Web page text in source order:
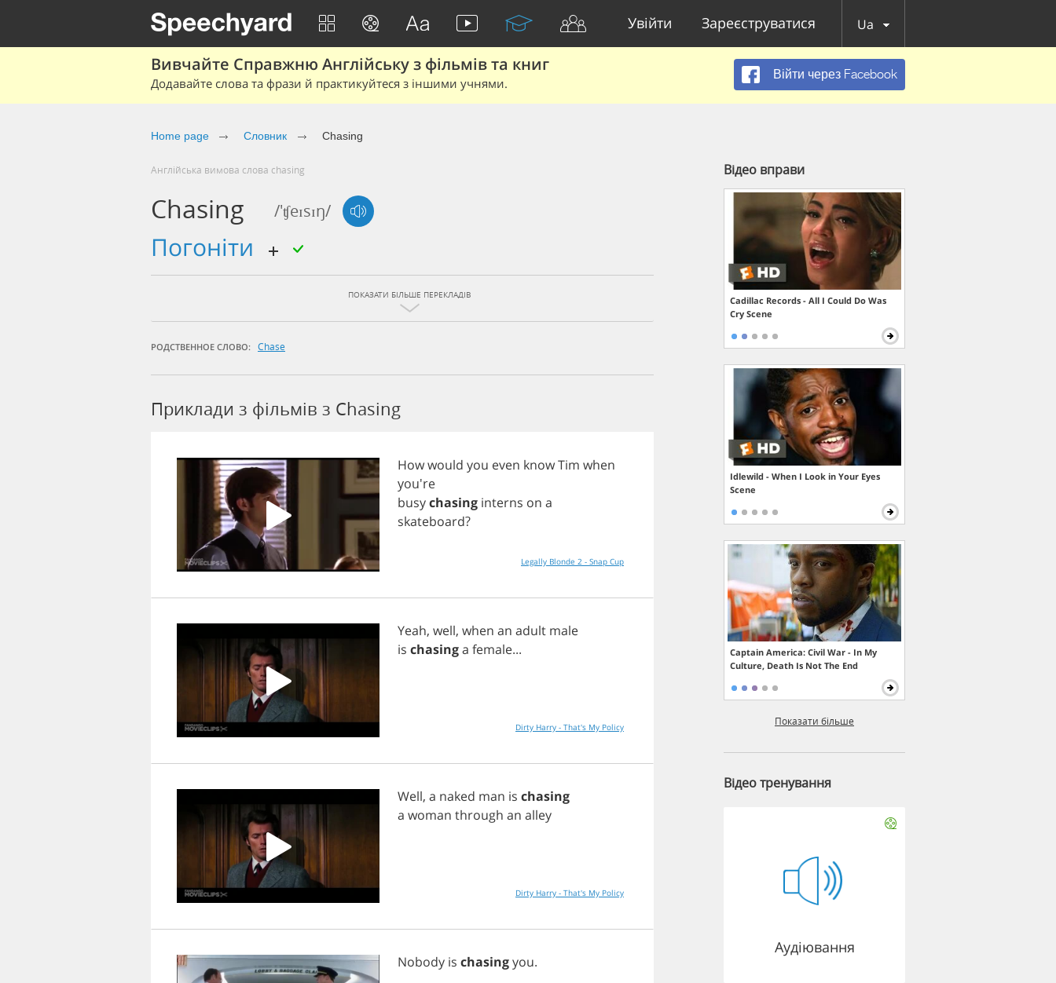
Увійти Зареєструватися Ua
Вивчайте Справжню Англійську з фільмів та книг
Додавайте слова та фрази й практикуйтеся з іншими учнями.
Війти через Facebook
Home page Cловник Chasing
Англійська вимова слова chasing
Chasing /'ʧeɪsɪŋ/
погоніти
ПОКАЗАТИ БІЛЬШЕ ПЕРЕКЛАДІВ
РОДСТВЕННОЕ СЛОВО: Chase
Приклади з фільмів з Chasing
Howwould you even knowTim when
you're
busychasing interns on a
skateboard?
Legally Blonde 2 - Snap Cup
Yeah, well, when an adult male
is chasinga female...
Dirty Harry - That's My Policy
Well, a naked man is chasing
a woman through an alley
Dirty Harry - That's My Policy
Nobody is chasingyou.
Відео вправи
Cadillac Records - All I Could Do Was
Cry Scene
Idlewild - When I Look in Your Eyes
Scene
Captain America: Civil War - In My
Culture, Death Is Not The End
Показати більше
Відео тренування
Аудіювання